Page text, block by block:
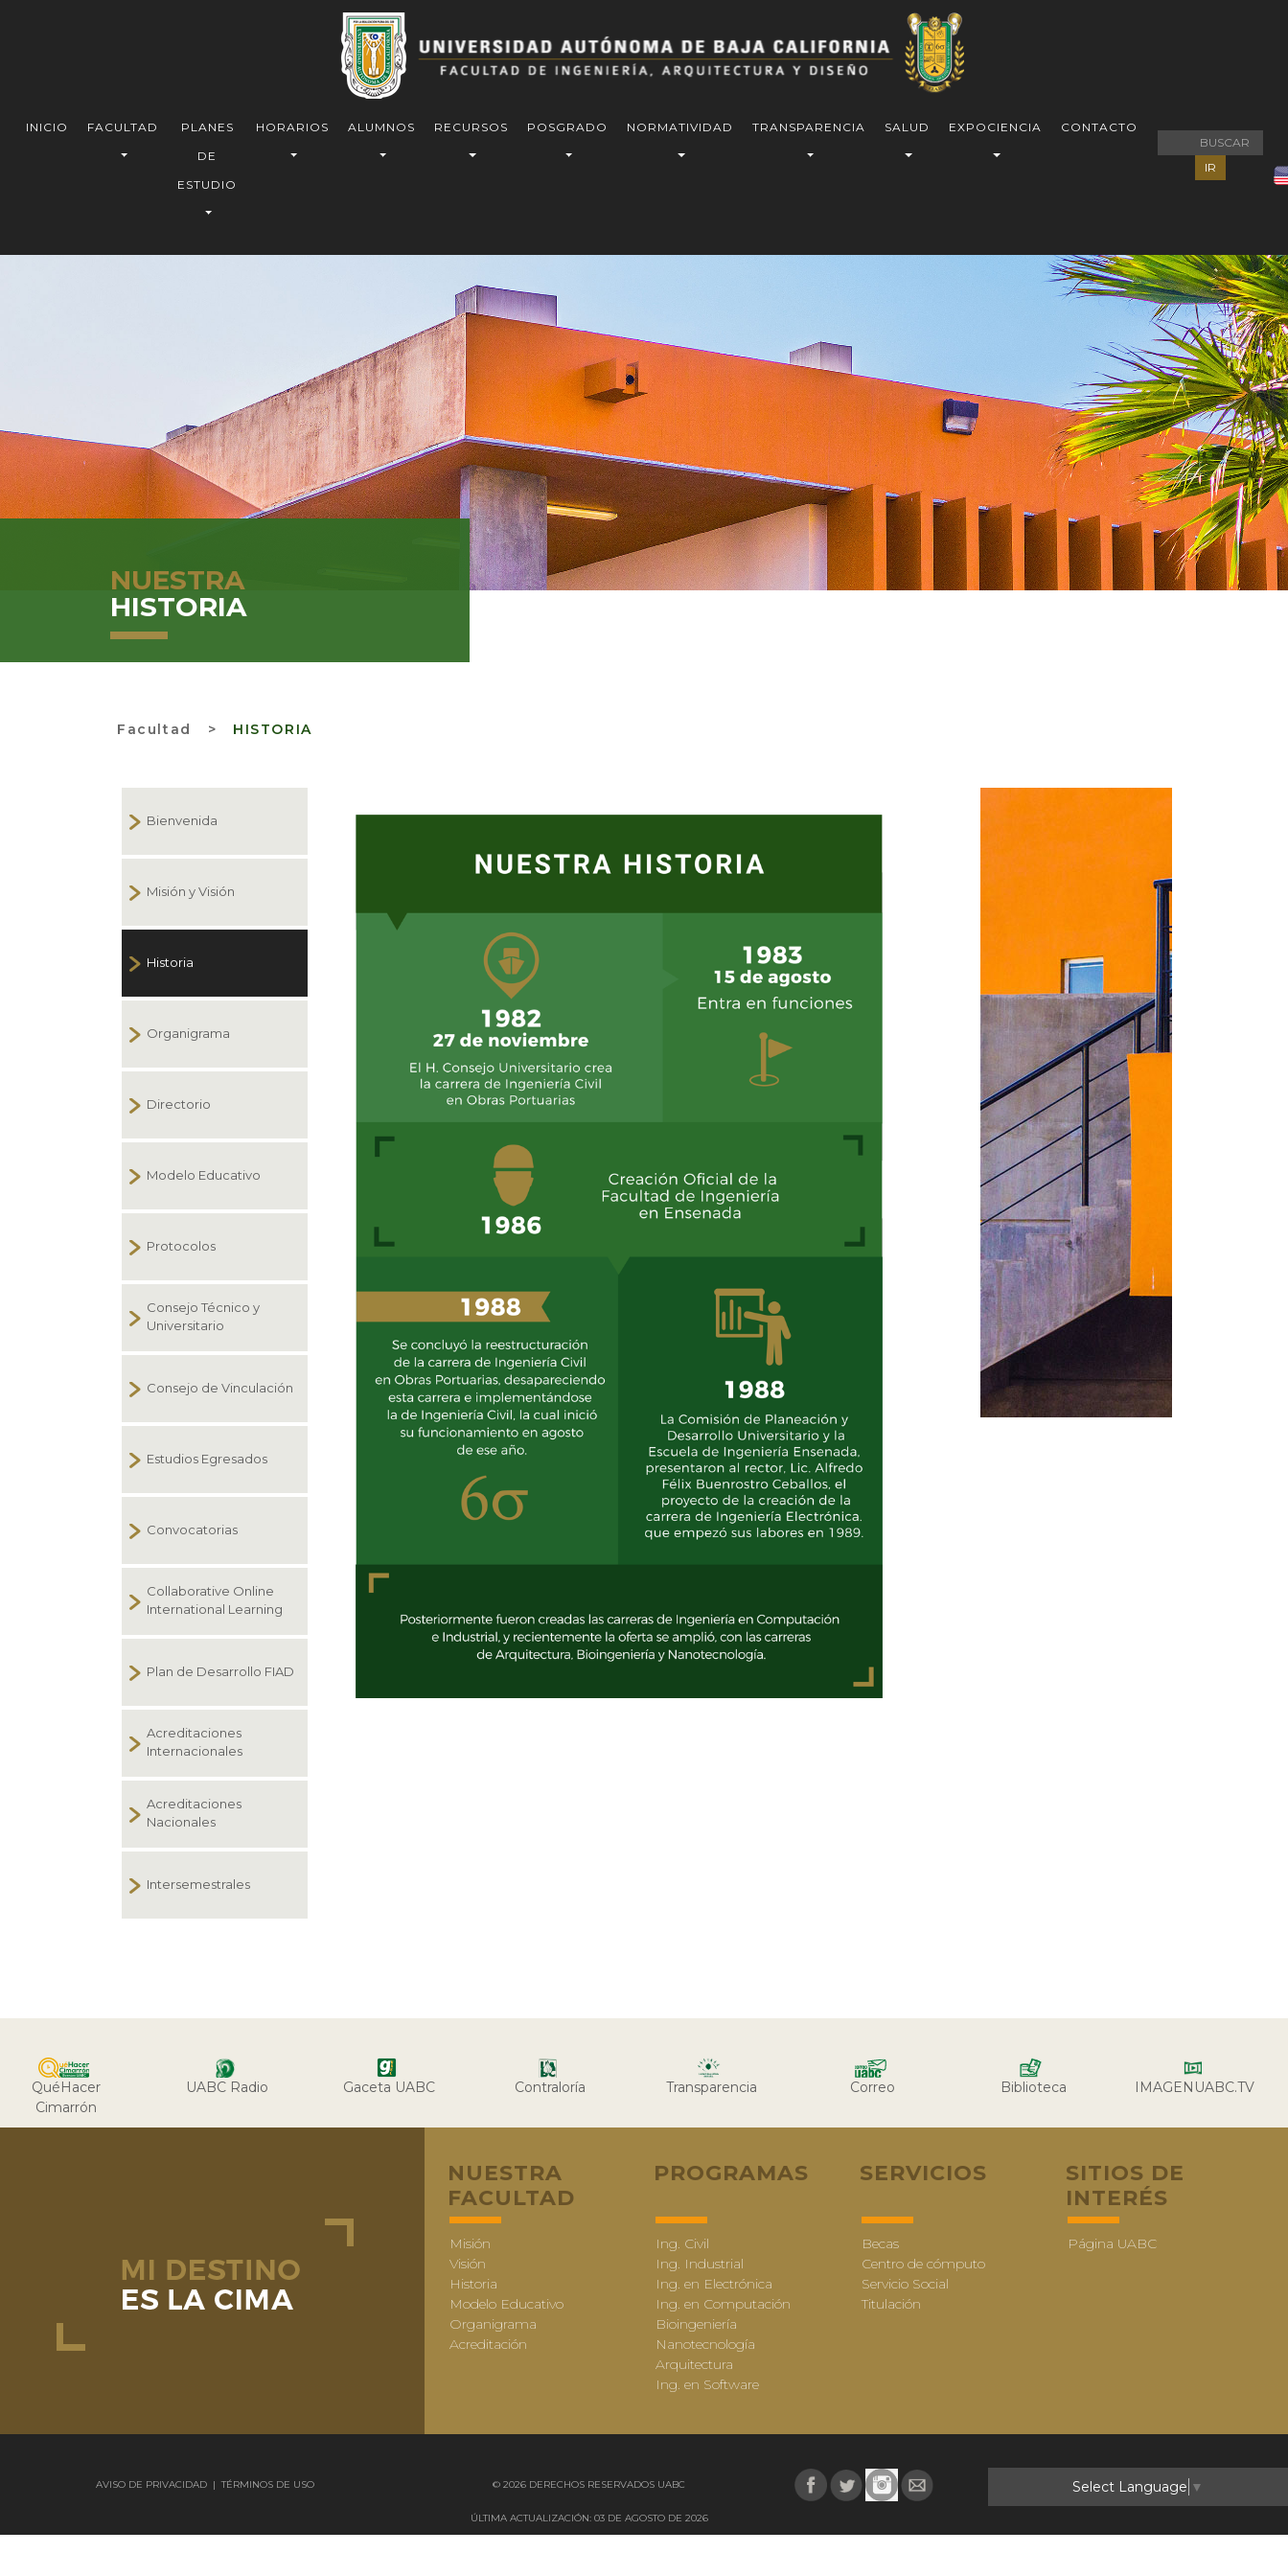
INICIO FACULTAD
PLANES
DE
ESTUDIO
HORARIOS ALUMNOS RECURSOS POSGRADO NORMATIVIDAD TRANSPARENCIA SALUD EXPOCIENCIA CONTACTO
NUESTRA
HISTORIA
Facultad > HISTORIA
Bienvenida
Misión y Visión
Historia
Organigrama
Directorio
Modelo Educativo
Protocolos
Consejo Técnico y
Universitario
Consejo de Vinculación
Estudios Egresados
Convocatorias
Collaborative Online
International Learning
Plan de Desarrollo FIAD
Acreditaciones
Internacionales
Acreditaciones
Nacionales
Intersemestrales
QuéHacer
Cimarrón
UABC Radio Gaceta UABC Contraloría Transparencia Correo Biblioteca IMAGENUABC.TV
NUESTRA
FACULTAD
Misión
Visión
Historia
Modelo Educativo
Organigrama
Acreditación
PROGRAMAS
Ing. Civil
Ing. Industrial
Ing. en Electrónica
Ing. en Computación
Bioingeniería
Nanotecnología
Arquitectura
Ing. en Software
SERVICIOS
Becas
Centro de cómputo
Servicio Social
Titulación
SITIOS DE
INTERÉS
Página UABC
AVISO DE PRIVACIDAD | TÉRMINOS DE USO © 2026 DERECHOS RESERVADOS UABC
ÚLTIMA ACTUALIZACIÓN: 03 DE AGOSTO DE 2026
Select Language ▼